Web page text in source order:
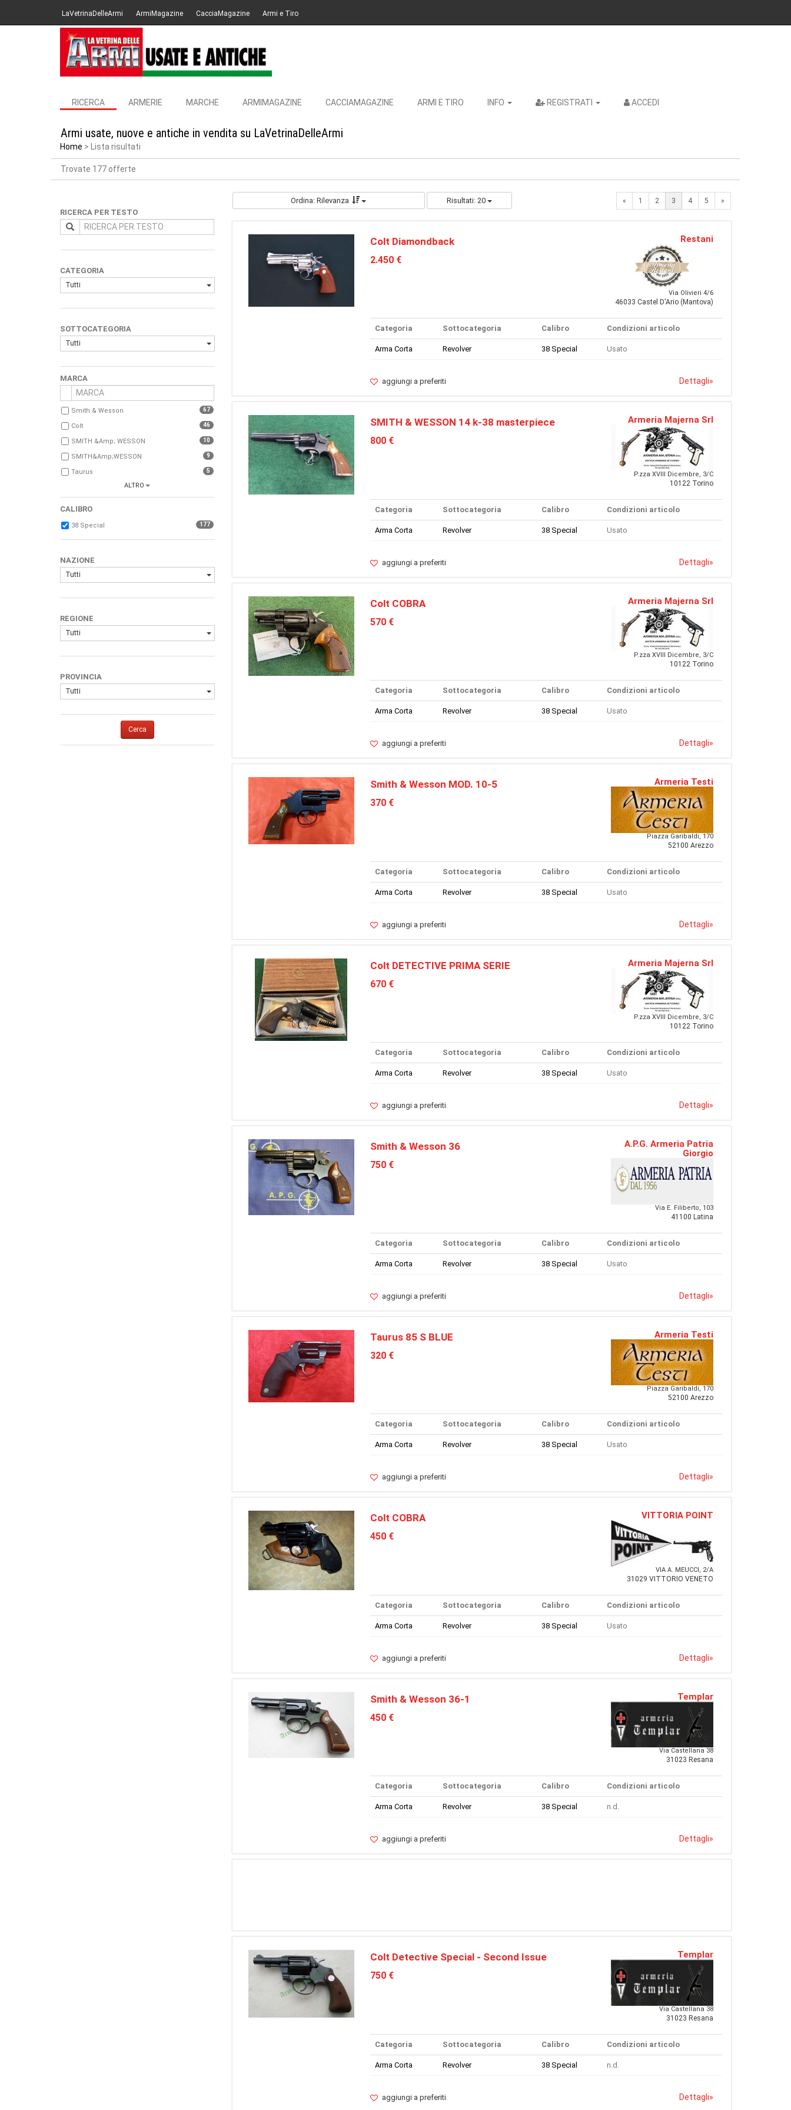
LaVetrinaDelleArmi ArmiMagazine CacciaMagazine Armi e Tiro
RICERCA ARMERIE MARCHE ARMIMAGAZINE CACCIAMAGAZINE ARMI E TIRO INFO REGISTRATI ACCEDI
Armi usate, nuove e antiche in vendita su LaVetrinaDelleArmi
Home Lista risultati
Trovate 177 offerte
RICERCA PER TESTO
CATEGORIA
Tutti
SOTTOCATEGORIA
Tutti
MARCA
Smith & Wesson 67
Colt 46
SMITH &amp; WESSON 10
SMITH&amp;WESSON 9
Taurus 5
SMITH E WESSON
SMITH&WESSON
Arminius 2
Rossi
Sauer & Sohn
Franchi LLama
Uberti 1
Manurhin 1
Rock Island Armory 1
ALTRO
CALIBRO
38 Special 177
NAZIONE
Tutti
REGIONE
Tutti
PROVINCIA
Tutti
Cerca
Ordina: Rilevanza Risultati: 20 « Previous
1 2 3 4 5 »
Colt Diamondback
2.450 €
Restani
Via Olivieri 4/6
46033 Castel D'Ario (Mantova)
Categoria Sottocategoria Calibro Condizioni articolo
Arma Corta Revolver 38 Special Usato
aggiungi a preferiti Dettagli»
SMITH & WESSON 14 k-38 masterpiece
800 €
Armeria Majerna Srl
P.zza XVIII Dicembre, 3/C
10122 Torino
Categoria Sottocategoria Calibro Condizioni articolo
Arma Corta Revolver 38 Special Usato
aggiungi a preferiti Dettagli»
Colt COBRA
570 €
Armeria Majerna Srl
P.zza XVIII Dicembre, 3/C
10122 Torino
Categoria Sottocategoria Calibro Condizioni articolo
Arma Corta Revolver 38 Special Usato
aggiungi a preferiti Dettagli»
Smith & Wesson MOD. 10-5
370 €
Armeria Testi
Piazza Garibaldi, 170
52100 Arezzo
Categoria Sottocategoria Calibro Condizioni articolo
Arma Corta Revolver 38 Special Usato
aggiungi a preferiti Dettagli»
Colt DETECTIVE PRIMA SERIE
670 €
Armeria Majerna Srl
P.zza XVIII Dicembre, 3/C
10122 Torino
Categoria Sottocategoria Calibro Condizioni articolo
Arma Corta Revolver 38 Special Usato
aggiungi a preferiti Dettagli»
Smith & Wesson 36
750 €
A.P.G. Armeria Patria
Giorgio
Via E. Filiberto, 103
41100 Latina
Categoria Sottocategoria Calibro Condizioni articolo
Arma Corta Revolver 38 Special Usato
aggiungi a preferiti Dettagli»
Taurus 85 S BLUE
320 €
Armeria Testi
Piazza Garibaldi, 170
52100 Arezzo
Categoria Sottocategoria Calibro Condizioni articolo
Arma Corta Revolver 38 Special Usato
aggiungi a preferiti Dettagli»
Colt COBRA
450 €
VITTORIA POINT
VIA A. MEUCCI, 2/A
31029 VITTORIO VENETO
Categoria Sottocategoria Calibro Condizioni articolo
Arma Corta Revolver 38 Special Usato
aggiungi a preferiti Dettagli»
Smith & Wesson 36-1
450 €
Templar
Via Castellana 38
31023 Resana
Categoria Sottocategoria Calibro Condizioni articolo
Arma Corta Revolver 38 Special n.d.
aggiungi a preferiti Dettagli»
Colt Detective Special - Second Issue
750 €
Templar
Via Castellana 38
31023 Resana
Categoria Sottocategoria Calibro Condizioni articolo
Arma Corta Revolver 38 Special n.d.
aggiungi a preferiti Dettagli»